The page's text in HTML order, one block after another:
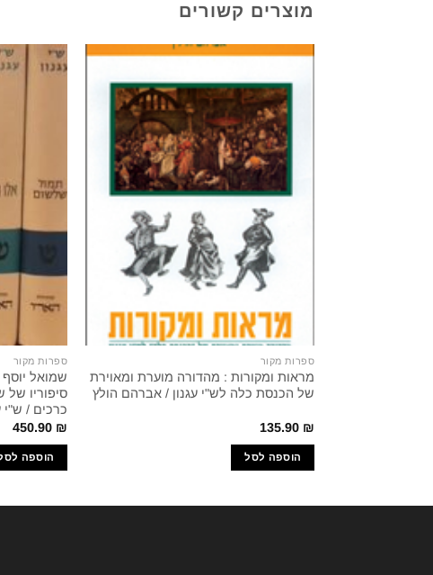
מוצרים קשורים
ספרות מקור
מראות ומקורות : מהדורה מוערת ומאוירת
של הכנסת כלה לש"י עגנון / אברהם הולץ
135.90 ₪
הוספה לסל
ספרות מקור
שמואל יוסף
סיפוריו של
כרכים / ש"י
450.90 ₪
הוספה